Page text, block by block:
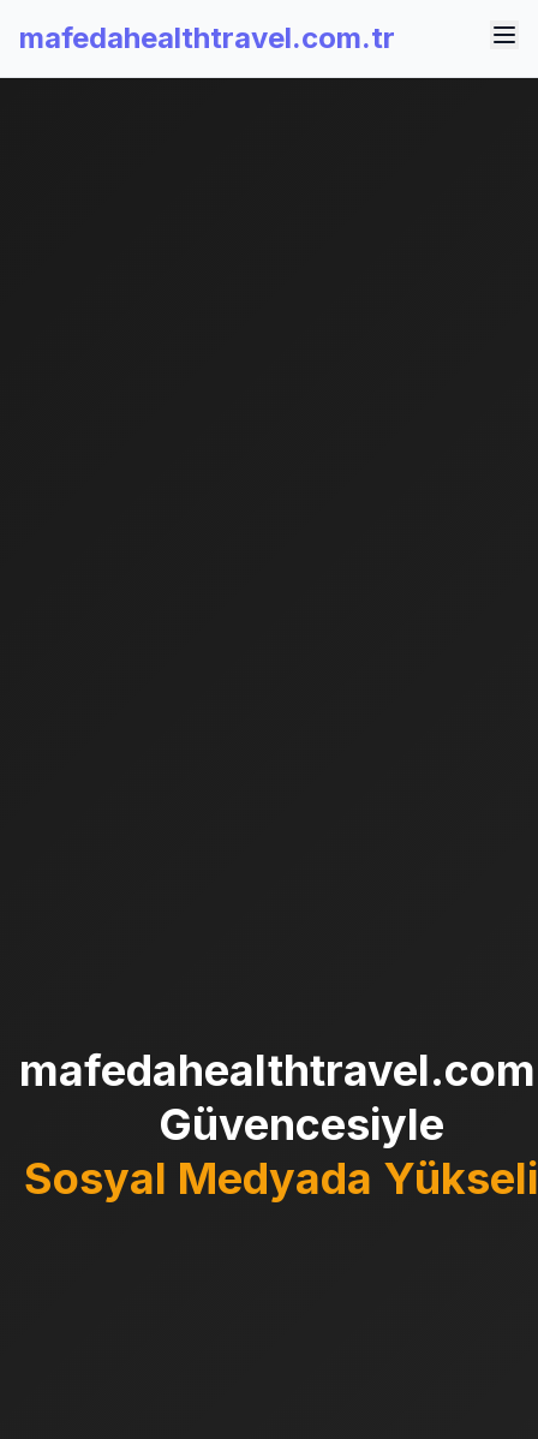
mafedahealthtravel.com.tr
Güvencesiyle
Sosyal Medyada